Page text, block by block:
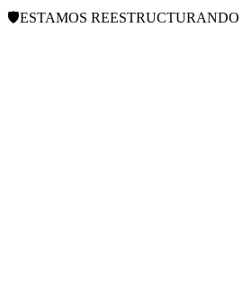
🛡️ESTAMOS REESTRUCTURANDO